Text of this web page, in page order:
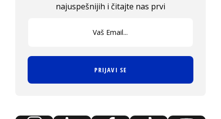
najuspešnijih i čitajte nas prvi
PRIJAVI SE